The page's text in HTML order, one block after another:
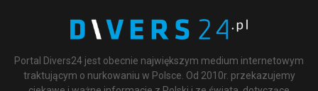
Portal Divers24 jest obecnie największym medium internetowym
traktującym o nurkowaniu w Polsce. Od 2010r. przekazujemy